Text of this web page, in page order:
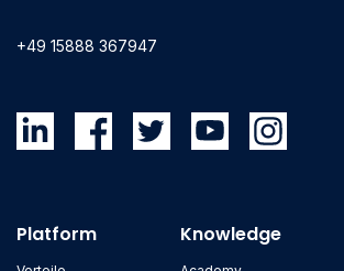
+49 15888 367947
Platform Knowledge